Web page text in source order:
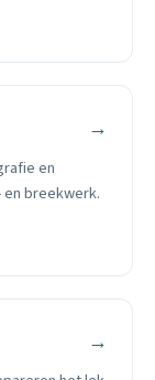
→
en
breekwerk.
→